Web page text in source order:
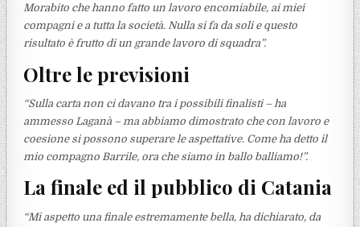
Morabito che hanno fatto un lavoro encomiabile, ai miei
compagni e a tutta la società. Nulla si fa da soli e questo
risultato è frutto di un grande lavoro di squadra”.
Oltre le previsioni
“Sulla carta non ci davano tra i possibili finalisti – ha
ammesso Laganà – ma abbiamo dimostrato che con lavoro e
coesione si possono superare le aspettative. Come ha detto il
mio compagno Barrile, ora che siamo in ballo balliamo!”.
La finale ed il pubblico di Catania
“Mi aspetto una finale estremamente bella, ha dichiarato, da